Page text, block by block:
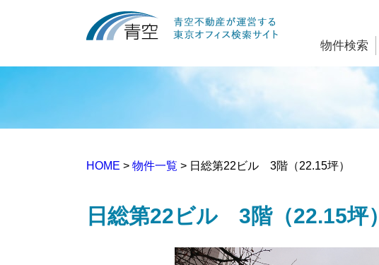
物件検索
HOME > 物件一覧 > 日総第22ビル 3階（22.15坪）
日総第22ビル 3階（22.15坪）